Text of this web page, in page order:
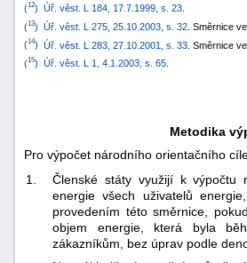
(12) Úř. věst. L 184, 17.7.1999, s. 23
(13) Úř. věst. L 275, 25.10.2003, s. 32 . Směrnice
(14) Úř. věst. L 283, 27.10.2001, s. 33 . Směrnice
(15) Úř. věst. L 1, 4.1.2003, s. 65
Metodika
Pro výpočet národního orientačního
1.
Členské státy využijí k výpočtu
energie všech uživatelů
provedením této směrnice,
objem energie, která byla
zákazníkům, bez úprav podle